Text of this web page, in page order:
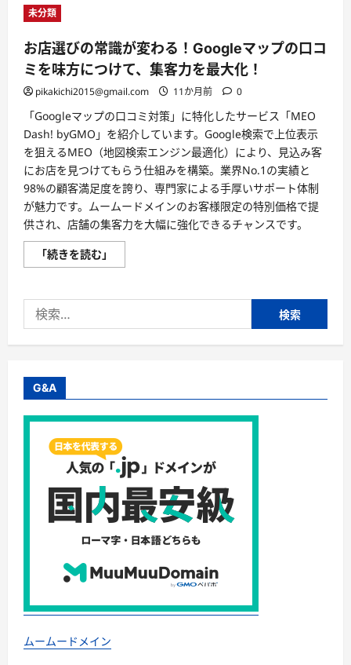
未分類
お店選びの常識が変わる！Googleマップの口コ
ミを味方につけて、集客力を最大化！
pikakichi2015@gmail.com 11か月前 0
「Googleマップの口コミ対策」に特化したサービス「MEO
Dash! byGMO」を紹介しています。Google検索で上位表示
を狙えるMEO（地図検索エンジン最適化）により、見込み客
にお店を見つけてもらう仕組みを構築。業界No.1の実績と
98%の顧客満足度を誇り、専門家による手厚いサポート体制
が魅力です。ムームードメインのお客様限定の特別価格で提
供され、店舗の集客力を大幅に強化できるチャンスです。
「続きを読む」
店
の
が
変
ッ
の
コ
ミ
を
味
に
つ
け
て、
集
客
を
最
化！
に
索:
G&A
ムームードメイン